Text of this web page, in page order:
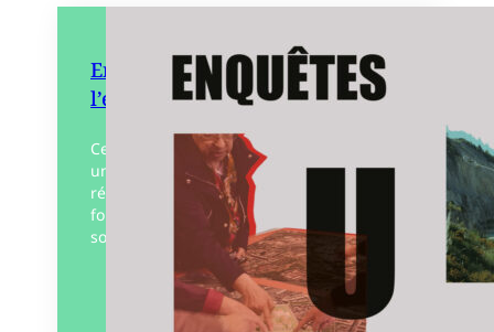
Enquêtes urbaines, le projet à
l’épreuve des résistances
Cet ouvrage rassemble huit travaux sous
une approche commune, celle de la
résistance aux projets. Avec pour toile de
fond les crises environnementales et
sociales, apparaissent chaque jour…
Éditeur :À la criée